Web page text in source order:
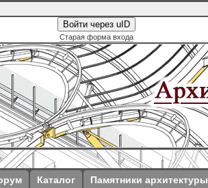
Войти через uID
Старая форма входа
Каталог Памятники архитектуры